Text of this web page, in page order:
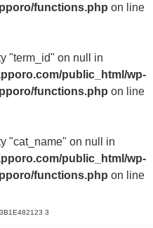
functions.php on line
"term_id" on null in
public_html/wp-
functions.php on line
"cat_name" on null in
public_html/wp-
functions.php on line
3